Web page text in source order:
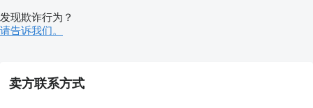
发现欺诈行为？
请告诉我们。
卖方联系方式